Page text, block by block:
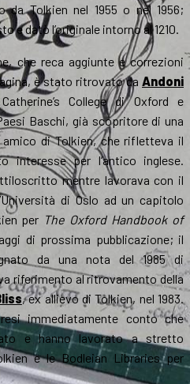
Tolkien nel 1955 o nel 1956;
e datò l’originale intorno al 1210.
che reca aggiunte e correzioni
è stato ritrovato da Andoni
College di Oxford e
Baschi, già scopritore di una
di Tolkien, che rifletteva il
interesse per l’antico inglese.
mentre lavorava con il
di Oslo ad un capitolo
per The Oxford Handbook of
di prossima pubblicazione; il
da una nota del 1985 di
riferimento al ritrovamento della
, ex allievo di Tolkien, nel 1983.
immediatamente conto che
e hanno lavorato a stretto
e le Bodleian Libraries per